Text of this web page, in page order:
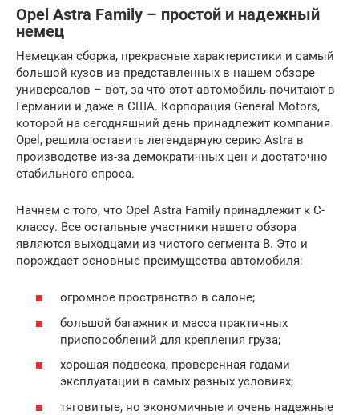
Opel Astra Family – простой и надежный
немец
Немецкая сборка, прекрасные характеристики и самый
большой кузов из представленных в нашем обзоре
универсалов – вот, за что этот автомобиль почитают в
Германии и даже в США. Корпорация General Motors,
которой на сегодняшний день принадлежит компания
Opel, решила оставить легендарную серию Astra в
производстве из-за демократичных цен и достаточно
стабильного спроса.
Начнем с того, что Opel Astra Family принадлежит к C-
классу. Все остальные участники нашего обзора
являются выходцами из чистого сегмента B. Это и
порождает основные преимущества автомобиля:
огромное пространство в салоне;
большой багажник и масса практичных
приспособлений для крепления груза;
хорошая подвеска, проверенная годами
эксплуатации в самых разных условиях;
тяговитые, но экономичные и очень надежные